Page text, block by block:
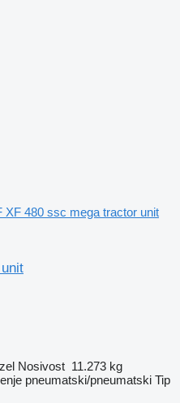
XF 480 ssc mega tractor unit
Nosivost 11.273 kg
pneumatski/pneumatski Tip